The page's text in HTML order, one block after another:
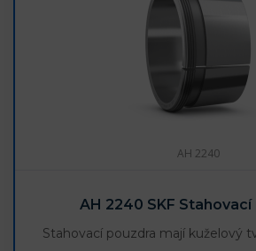
AH 2240
AH 2240 SKF
Stahovací pouzdra mají kuželový